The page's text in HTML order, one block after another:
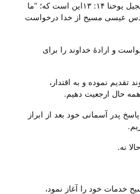
حقیقتِ چهارم در گفته مسیح در انجیل یوحنا ۱۴: ۱۳این است که؛ “ما
عیسی مسیح از خدا درخواست
و ارادهٔ خداوند را برای
تقدیم نموده و به اقتدار،
حال ارجعیت دهیم.
پدر آسمانی خود بعد از ابراز
نه.
خدمات خود را آغاز نمود،